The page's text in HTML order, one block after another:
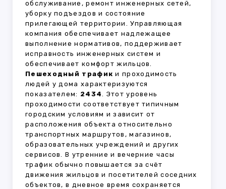
обслуживание, ремонт инженерных сетей,
уборку подъездов и состояние
прилегающей территории. Управляющая
компания обеспечивает надлежащее
выполнение нормативов, поддерживает
исправность инженерных систем и
обеспечивает комфорт жильцов.
Пешеходный трафик и проходимость
людей у дома характеризуются
показателем: 2434. Этот уровень
проходимости соответствует типичным
городским условиям и зависит от
расположения объекта относительно
транспортных маршрутов, магазинов,
образовательных учреждений и других
сервисов. В утренние и вечерние часы
трафик обычно повышается за счёт
движения жильцов и посетителей соседних
объектов, в дневное время сохраняется